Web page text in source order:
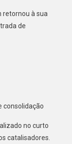
retornou à sua
de
consolidação
no curto
catalisadores.